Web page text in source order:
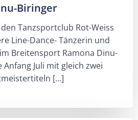
Biringer
Tanzsportclub Rot-Weiss
Line-Dance- Tänzerin und
Breitensport Ramona Dinu-
Juli mit gleich zwei
[…]